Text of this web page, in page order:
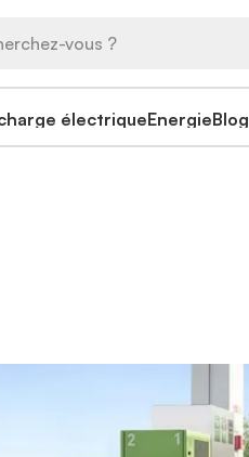
vous ?
électriqueEnergieBlog